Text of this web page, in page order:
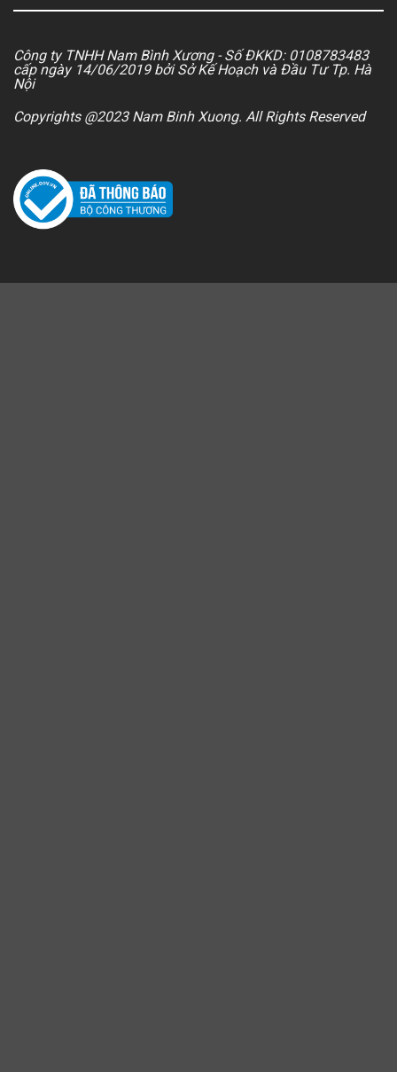
Công ty TNHH Nam Bình Xương - Số ĐKKD: 0108783483
cấp ngày 14/06/2019 bởi Sở Kế Hoạch và Đầu Tư Tp. Hà
Nội
Copyrights @2023 Nam Binh Xuong. All Rights Reserved